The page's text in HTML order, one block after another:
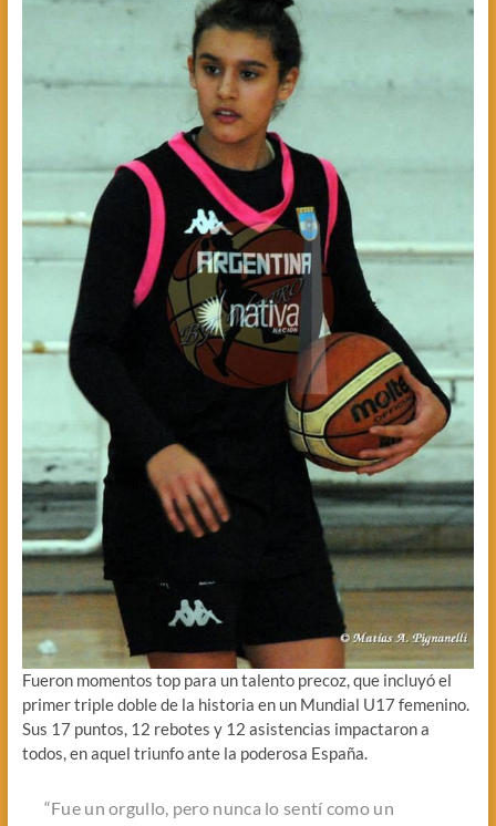
Fueron momentos top para un talento precoz, que incluyó el
primer triple doble de la historia en un Mundial U17 femenino.
Sus 17 puntos, 12 rebotes y 12 asistencias impactaron a
todos, en aquel triunfo ante la poderosa España.
“Fue un orgullo, pero nunca lo sentí como un